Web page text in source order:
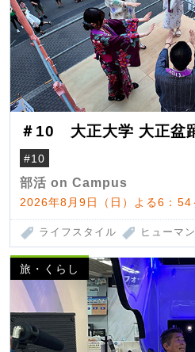
＃10 大正大学 大正盆
#10
部活 on Campus
2026年8月9日（日）よる6：54
ライフスタイル ヒューマン
旅・くらし